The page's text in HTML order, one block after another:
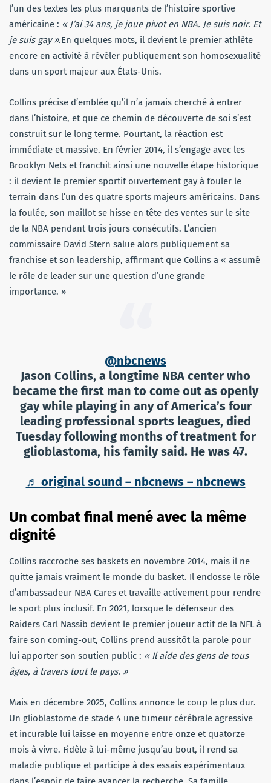
l’un des textes les plus marquants de l’histoire sportive
américaine : « J’ai 34 ans, je joue pivot en NBA. Je suis noir. Et
je suis gay ».En quelques mots, il devient le premier athlète
encore en activité à révéler publiquement son homosexualité
dans un sport majeur aux États-Unis.
Collins précise d’emblée qu’il n’a jamais cherché à entrer
dans l’histoire, et que ce chemin de découverte de soi s’est
construit sur le long terme. Pourtant, la réaction est
immédiate et massive. En février 2014, il s’engage avec les
Brooklyn Nets et franchit ainsi une nouvelle étape historique
: il devient le premier sportif ouvertement gay à fouler le
terrain dans l’un des quatre sports majeurs américains. Dans
la foulée, son maillot se hisse en tête des ventes sur le site
de la NBA pendant trois jours consécutifs. L’ancien
commissaire David Stern salue alors publiquement sa
franchise et son leadership, affirmant que Collins a « assumé
le rôle de leader sur une question d’une grande
importance. »
@nbcnews
Jason Collins, a longtime NBA center who
became the first man to come out as openly
gay while playing in any of America’s four
leading professional sports leagues, died
Tuesday following months of treatment for
glioblastoma, his family said. He was 47.
♬ original sound – nbcnews – nbcnews
Un combat final mené avec la même
dignité
Collins raccroche ses baskets en novembre 2014, mais il ne
quitte jamais vraiment le monde du basket. Il endosse le rôle
d’ambassadeur NBA Cares et travaille activement pour rendre
le sport plus inclusif. En 2021, lorsque le défenseur des
Raiders Carl Nassib devient le premier joueur actif de la NFL à
faire son coming-out, Collins prend aussitôt la parole pour
lui apporter son soutien public : « Il aide des gens de tous
âges, à travers tout le pays. »
Mais en décembre 2025, Collins annonce le coup le plus dur.
Un glioblastome de stade 4 une tumeur cérébrale agressive
et incurable lui laisse en moyenne entre onze et quatorze
mois à vivre. Fidèle à lui-même jusqu’au bout, il rend sa
maladie publique et participe à des essais expérimentaux